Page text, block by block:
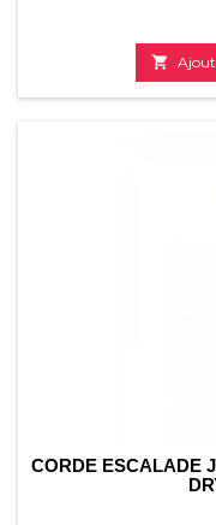

CORDE ESCALADE